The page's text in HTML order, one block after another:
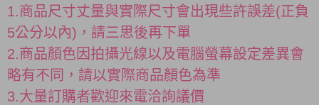
1.商品尺寸丈量與實際尺寸會出現些許誤差(正負
5公分以內)，請三思後再下單
2.商品顏色因拍攝光線以及電腦螢幕設定差異會
略有不同，請以實際商品顏色為準
3.大量訂購者歡迎來電洽詢議價